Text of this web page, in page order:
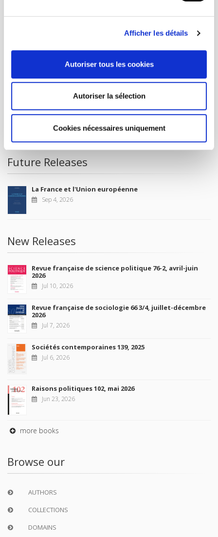
Afficher les détails
Autoriser tous les cookies
Autoriser la sélection
Cookies nécessaires uniquement
SCIENCES PO UNIVERSITY PRESS has a threefold role: to publish
continue
FOREIGN RIGHTS
CONDITIONS OF SALE
Future Releases
La France et l'Union européenne
Sep 4, 2026
New Releases
Revue française de science politique 76-2, avril-juin
2026
Jul 10, 2026
Revue française de sociologie 66 3/4, juillet-décembre
2026
Jul 7, 2026
Sociétés contemporaines 139, 2025
Jul 6, 2026
Raisons politiques 102, mai 2026
Jun 23, 2026
more books
Browse our
AUTHORS
COLLECTIONS
DOMAINS